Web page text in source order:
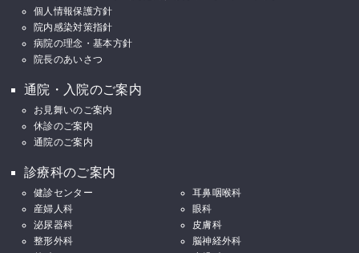
個人情報保護方針
院内感染対策指針
病院の理念・基本方針
院長のあいさつ
通院・入院のご案内
お見舞いのご案内
休診のご案内
通院のご案内
診療科のご案内
健診センター
耳鼻咽喉科
産婦人科
眼科
泌尿器科
皮膚科
整形外科
脳神経外科